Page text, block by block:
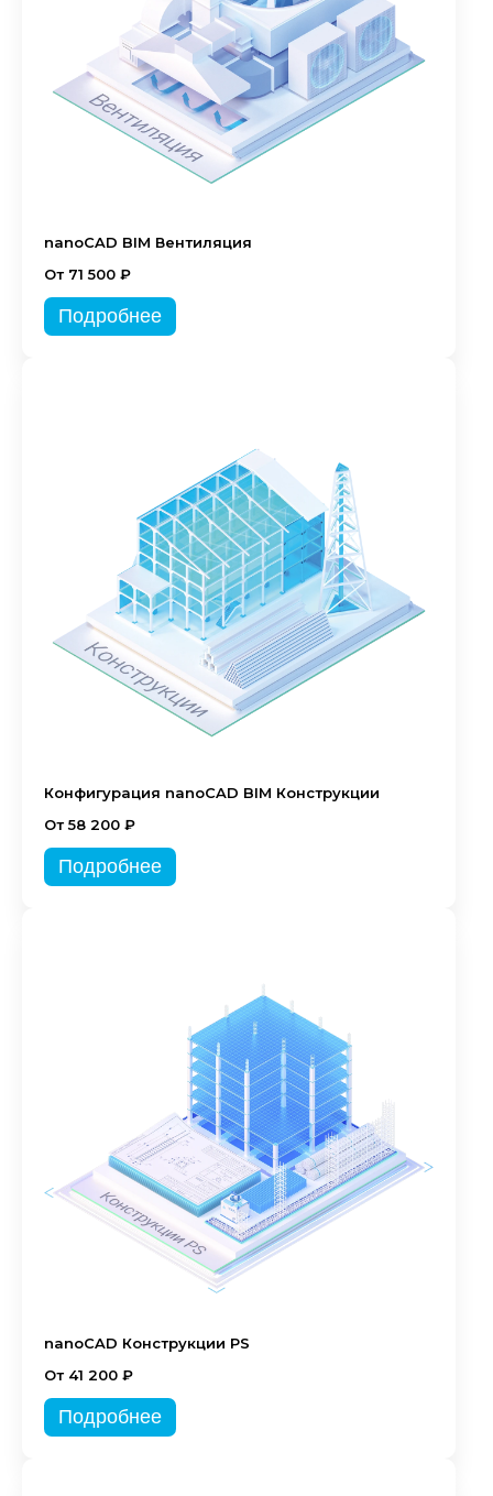
nanoCAD BIM Вентиляция
От 71 500 ₽
Подробнее
Конфигурация nanoCAD BIM Конструкции
От 58 200 ₽
Подробнее
nanoCAD Конструкции PS
От 41 200 ₽
Подробнее